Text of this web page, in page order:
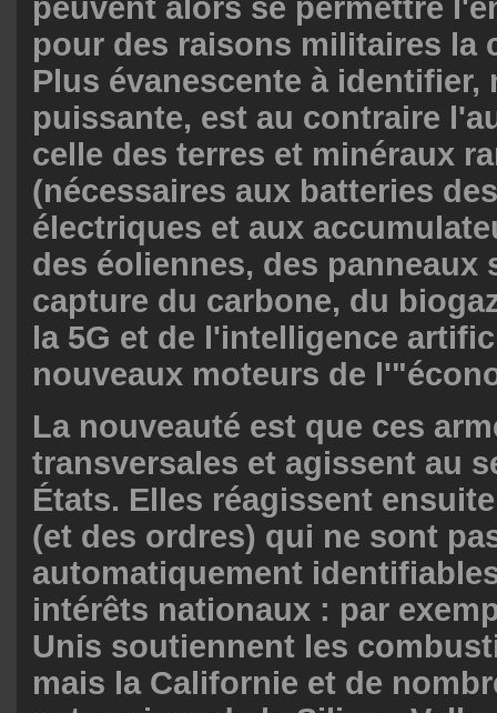
peuvent alors se permettre
pour des raisons militaires la
Plus évanescente à identifier,
puissante, est au contraire
celle des terres et minéraux
(nécessaires aux batteries
électriques et aux
des éoliennes, des panneaux
capture du carbone, du
la 5G et de l'intelligence
nouveaux moteurs de
La nouveauté est que ces
transversales et agissent au
États. Elles réagissent
(et des ordres) qui ne sont
automatiquement
intérêts nationaux : par
Unis soutiennent les
mais la Californie et de